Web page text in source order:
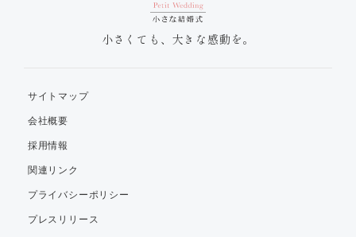
小さくても、大きな感動を。
サイトマップ
会社概要
採用情報
関連リンク
プライバシーポリシー
プレスリリース